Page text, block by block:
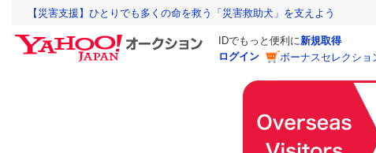
【災害支援】ひとりでも多くの命を救う「災害救助犬」を支えよう
IDでもっと便利に新規取得
ログイン
ボーナスセレクシ